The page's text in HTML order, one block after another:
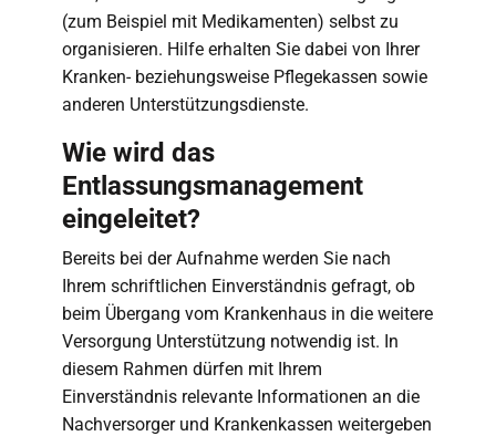
(zum Beispiel mit Medikamenten) selbst zu
organisieren. Hilfe erhalten Sie dabei von Ihrer
Kranken- beziehungsweise Pflegekassen sowie
anderen Unterstützungsdienste.
Wie wird das
Entlassungsmanagement
eingeleitet?
Bereits bei der Aufnahme werden Sie nach
Ihrem schriftlichen Einverständnis gefragt, ob
beim Übergang vom Krankenhaus in die weitere
Versorgung Unterstützung notwendig ist. In
diesem Rahmen dürfen mit Ihrem
Einverständnis relevante Informationen an die
Nachversorger und Krankenkassen weitergeben